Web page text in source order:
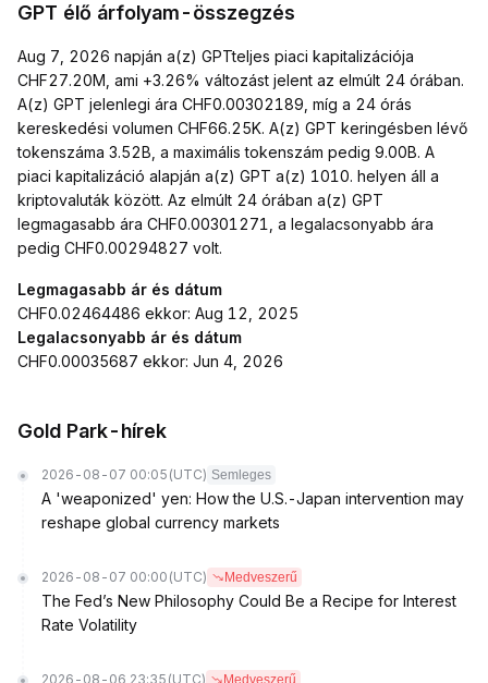
GPT élő árfolyam-összegzés
Aug 7, 2026 napján a(z) GPTteljes piaci kapitalizációja
CHF27.20M, ami +3.26% változást jelent az elmúlt 24 órában.
A(z) GPT jelenlegi ára CHF0.00302189, míg a 24 órás
kereskedési volumen CHF66.25K. A(z) GPT keringésben lévő
tokenszáma 3.52B, a maximális tokenszám pedig 9.00B. A
piaci kapitalizáció alapján a(z) GPT a(z) 1010. helyen áll a
kriptovaluták között. Az elmúlt 24 órában a(z) GPT
legmagasabb ára CHF0.00301271, a legalacsonyabb ára
pedig CHF0.00294827 volt.
Legmagasabb ár és dátum
CHF0.02464486 ekkor: Aug 12, 2025
Legalacsonyabb ár és dátum
CHF0.00035687 ekkor: Jun 4, 2026
Gold Park-hírek
2026-08-07 00:05 (UTC) Semleges
A 'weaponized' yen: How the U.S.-Japan intervention may
reshape global currency markets
2026-08-07 00:00 (UTC) Medveszerű
The Fed’s New Philosophy Could Be a Recipe for Interest
Rate Volatility
2026-08-06 23:35 (UTC) Medveszerű